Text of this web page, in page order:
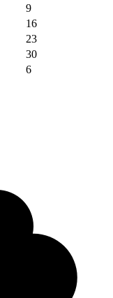
9
16
23
30
6